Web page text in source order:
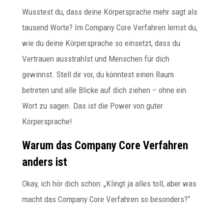
Wusstest du, dass deine Körpersprache mehr sagt als
tausend Worte? Im Company Core Verfahren lernst du,
wie du deine Körpersprache so einsetzt, dass du
Vertrauen ausstrahlst und Menschen für dich
gewinnst. Stell dir vor, du könntest einen Raum
betreten und alle Blicke auf dich ziehen – ohne ein
Wort zu sagen. Das ist die Power von guter
Körpersprache!
Warum das Company Core Verfahren
anders ist
Okay, ich hör dich schon: „Klingt ja alles toll, aber was
macht das Company Core Verfahren so besonders?“